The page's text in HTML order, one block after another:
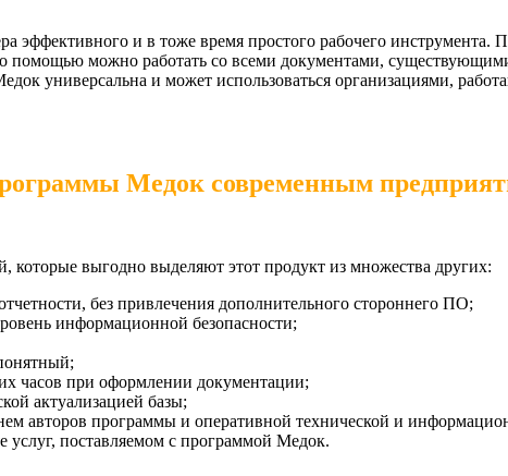
и в тоже время простого рабочего инструмента.
можно работать со всеми документами,
универсальна и может использоваться организациями,
Медок современным
которые выгодно выделяют этот продукт из множества других:
без привлечения дополнительного стороннего ПО;
информационной безопасности;
часов при оформлении документации;
актуализацией базы;
авторов программы и оперативной технической и
поставляемом с программой Медок.